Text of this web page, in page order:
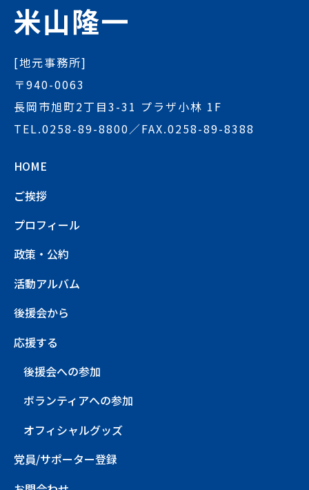
米山隆一
[地元事務所]
〒940-0063
長岡市旭町2丁目3-31 プラザ小林 1F
TEL.0258-89-8800／FAX.0258-89-8388
HOME
ご挨拶
プロフィール
政策・公約
活動アルバム
後援会から
応援する
後援会への参加
ボランティアへの参加
オフィシャルグッズ
党員/サポーター登録